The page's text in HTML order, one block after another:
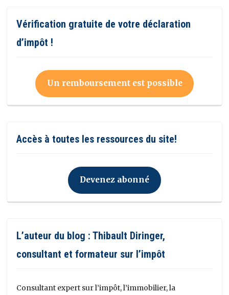
Vérification gratuite de votre déclaration
d’impôt !
Un remboursement est possible
Accès à toutes les ressources du site!
Devenez abonné
L’auteur du blog : Thibault Diringer,
consultant et formateur sur l’impôt
Consultant expert sur l’impôt, l’immobilier, la